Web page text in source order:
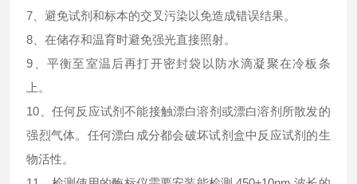
7、避免试剂和标本的交叉污染以免造成错误结果。
8、在储存和温育时避免强光直接照射。
9、平衡至室温后再打开密封袋以防水滴凝聚在冷板条
上。
10、任何反应试剂不能接触漂白溶剂或漂白溶剂所散发的
强烈气体。任何漂白成分都会破坏试剂盒中反应试剂的生
物活性。